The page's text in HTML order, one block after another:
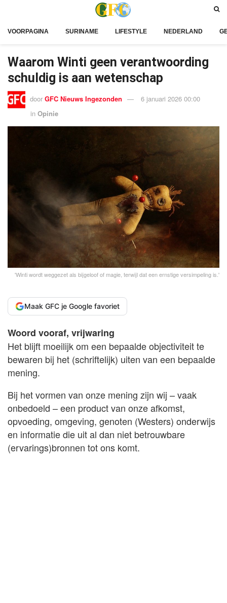
VOORPAGINA SURINAME LIFESTYLE NEDERLAND
Waarom Winti geen verantwoording
schuldig is aan wetenschap
door GFC Nieuws Ingezonden
6 januari 2026 00:00
in Opinie
'Winti wordt weggezet als bijgeloof of magie, terwijl dat een ernstige versimpeling is.'
Maak GFC je Google favoriet
Woord vooraf, vrijwaring
Het blijft moeilijk om een bepaalde objectiviteit te
bewaren bij het (schriftelijk) uiten van een bepaalde
mening.
Bij het vormen van onze mening zijn wij – vaak
onbedoeld – een product van onze afkomst,
opvoeding, omgeving, genoten (Westers) onderwijs
en informatie die uit al dan niet betrouwbare
(ervarings)bronnen tot ons komt.